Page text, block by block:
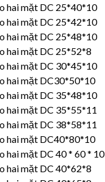
hai mặt DC 25*40*10
hai mặt DC 25*42*10
hai mặt DC 25*48*10
hai mặt DC 25*52*8
hai mặt DC 30*45*10
hai mặt DC30*50*10
hai mặt DC 35*48*10
hai mặt DC 35*55*11
hai mặt DC 38*58*11
hai mặt DC40*80*10
hai mặt DC 40 * 60 * 10
hai mặt DC 40*62*8